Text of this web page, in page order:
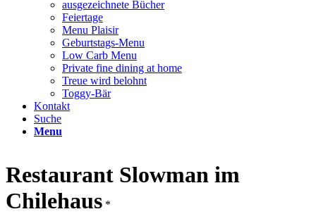
ausgezeichnete Bücher
Feiertage
Menu Plaisir
Geburtstags-Menu
Low Carb Menu
Private fine dining at home
Treue wird belohnt
Toggy-Bär
Kontakt
Suche
Menu
Restaurant Slowman im
Chilehaus *